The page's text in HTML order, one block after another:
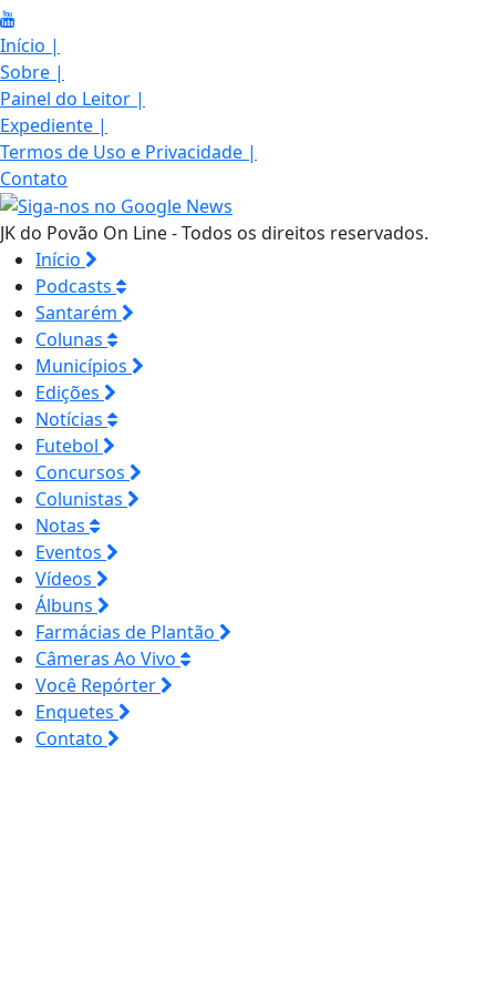
Início |
Sobre |
Painel do Leitor |
Expediente |
Termos de Uso e Privacidade |
Contato
JK do Povão On Line - Todos os direitos reservados.
Início
Podcasts
Santarém
Colunas
Municípios
Edições
Notícias
Futebol
Concursos
Colunistas
Notas
Eventos
Vídeos
Álbuns
Farmácias de Plantão
Câmeras Ao Vivo
Você Repórter
Enquetes
Contato